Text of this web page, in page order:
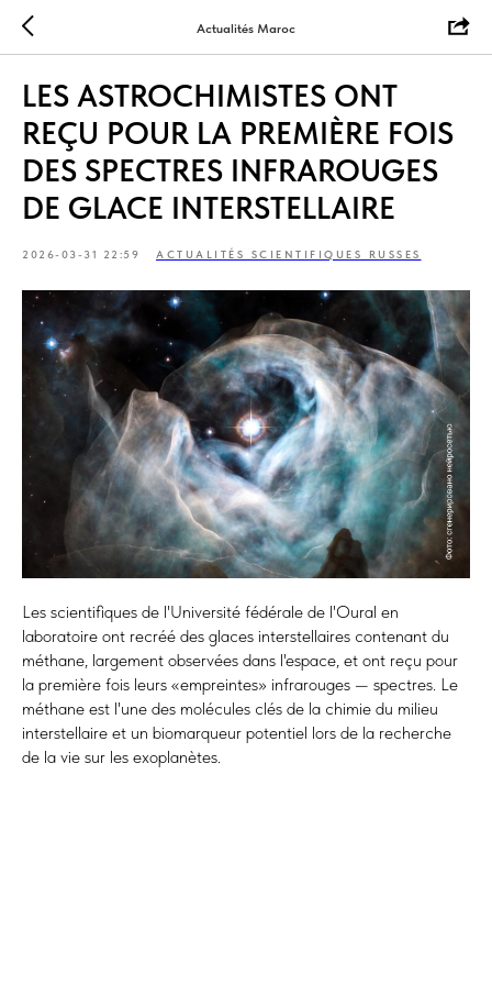
Actualités Maroc
LES ASTROCHIMISTES ONT
REÇU POUR LA PREMIÈRE FOIS
DES SPECTRES INFRAROUGES
DE GLACE INTERSTELLAIRE
2026-03-31 22:59 ACTUALITÉS SCIENTIFIQUES RUSSES
Les scientifiques de l'Université fédérale de l'Oural en
laboratoire ont recréé des glaces interstellaires contenant du
méthane, largement observées dans l'espace, et ont reçu pour
la première fois leurs «empreintes» infrarouges — spectres. Le
méthane est l'une des molécules clés de la chimie du milieu
interstellaire et un biomarqueur potentiel lors de la recherche
de la vie sur les exoplanètes.